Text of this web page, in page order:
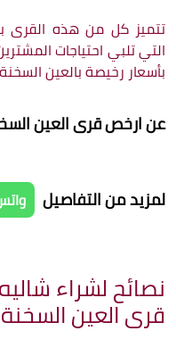
تتميز كل من هذه القرى
التي تلبي احتياجات
بأسعار رخيصة بالعين
عنارخص قرى العين
لمزيد من التفاصيل
نصائح لشراء
قرى العين السخنة